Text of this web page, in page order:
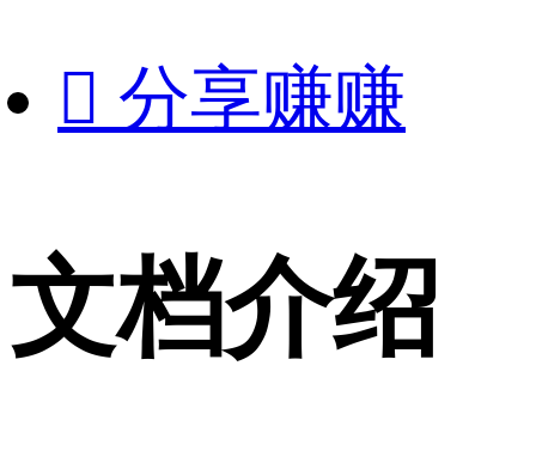
 分享赚赚
文档介绍